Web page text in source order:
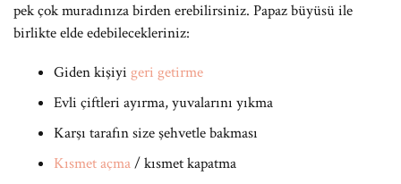
pek çok muradınıza birden erebilirsiniz. Papaz büyüsü ile
birlikte elde edebilecekleriniz:
Giden kişiyi geri getirme
Evli çiftleri ayırma, yuvalarını yıkma
Karşı tarafın size şehvetle bakması
Kısmet açma/ kısmet kapatma